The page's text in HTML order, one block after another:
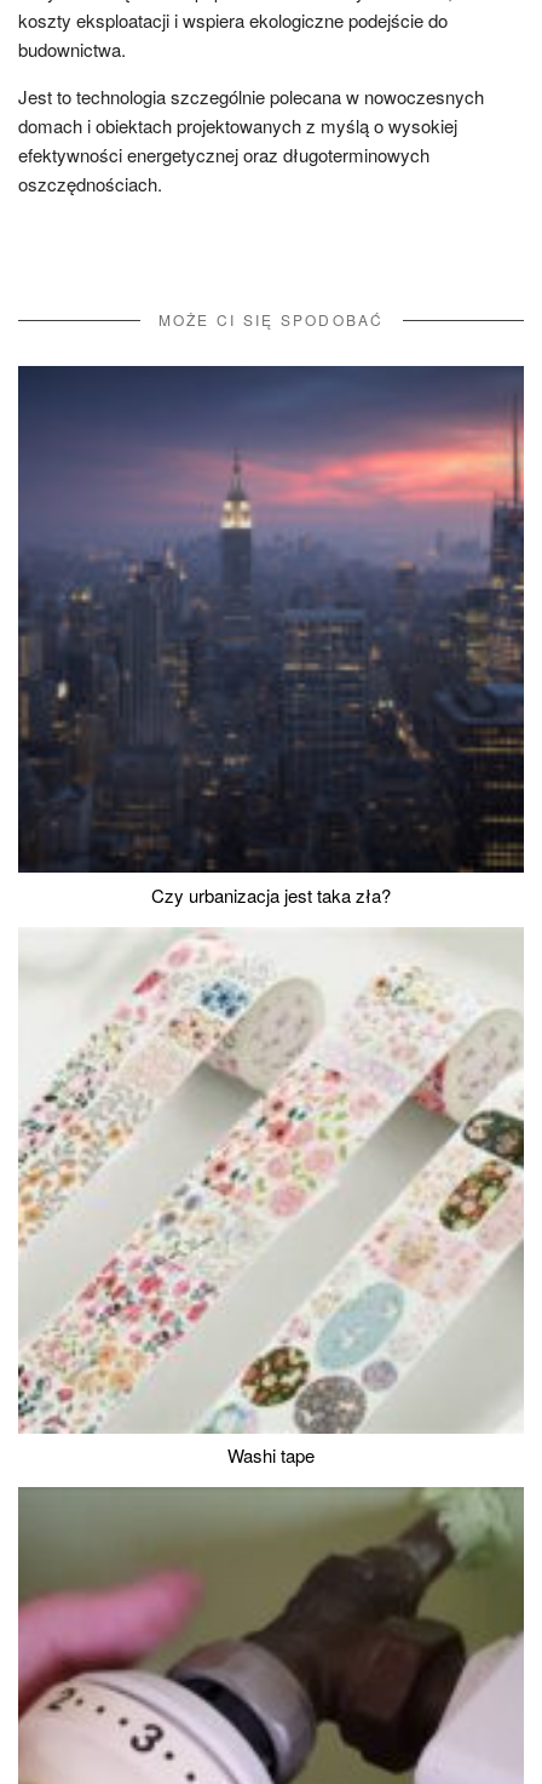
koszty eksploatacji i wspiera ekologiczne podejście do
budownictwa.
Jest to technologia szczególnie polecana w nowoczesnych
domach i obiektach projektowanych z myślą o wysokiej
efektywności energetycznej oraz długoterminowych
oszczędnościach.
MOŻE CI SIĘ SPODOBAĆ
Czy urbanizacja jest taka zła?
Washi tape